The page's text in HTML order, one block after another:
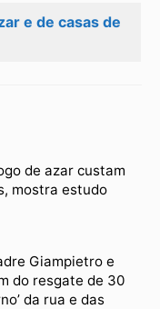
e de casas de
de azar custam
mostra estudo
Giampietro e
do resgate de 30
da rua e das